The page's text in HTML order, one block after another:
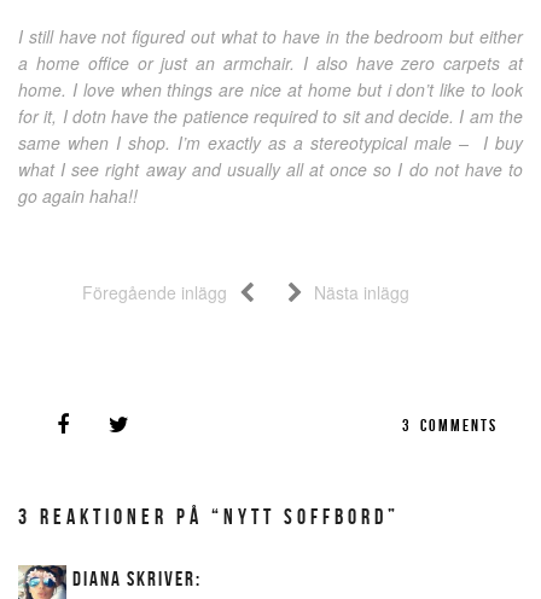
I still have not figured out what to have in the bedroom but either
a home office or just an armchair. I also have zero carpets at
home. I love when things are nice at home but i don’t like to look
for it, I dotn have the patience required to sit and decide. I am the
same when I shop. I’m exactly as a stereotypical male – I buy
what I see right away and usually all at once so I do not have to
go again haha!!
Föregående inlägg Nästa inlägg
3 COMMENTS
3 REAKTIONER PÅ “NYTT SOFFBORD”
DIANA SKRIVER: